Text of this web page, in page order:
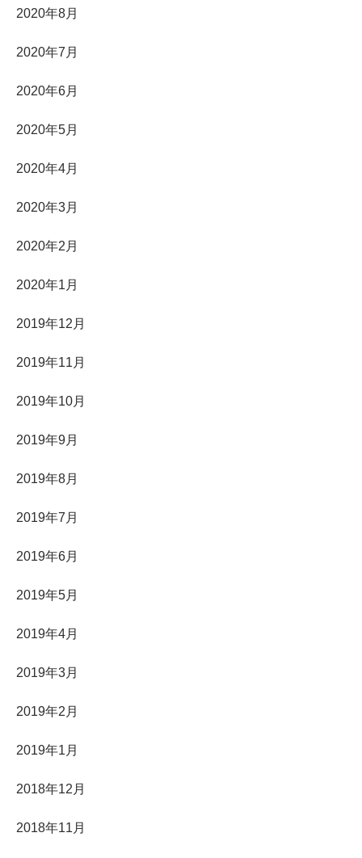
2020年8月
2020年7月
2020年6月
2020年5月
2020年4月
2020年3月
2020年2月
2020年1月
2019年12月
2019年11月
2019年10月
2019年9月
2019年8月
2019年7月
2019年6月
2019年5月
2019年4月
2019年3月
2019年2月
2019年1月
2018年12月
2018年11月